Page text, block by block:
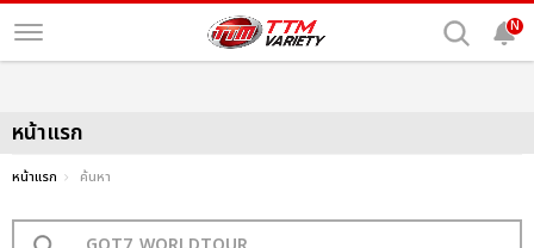
N
หน้าแรก
หน้าแรก ค้นหา